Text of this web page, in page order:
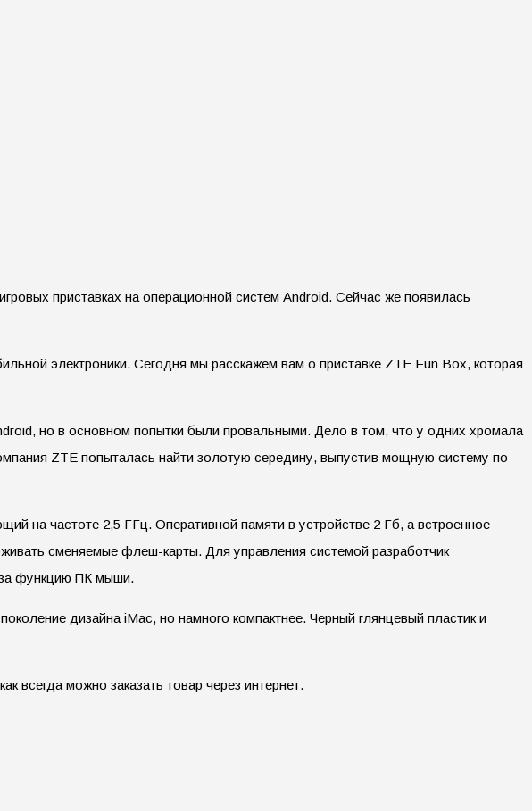
приставках на операционной систем Android. Сейчас же появилась
электроники. Сегодня мы расскажем вам о приставке ZTE Fun Box, которая
но в основном попытки были провальными. Дело в том, что у одних хромала
ZTE попыталась найти золотую середину, выпустив мощную систему по
на частоте 2,5 ГГц. Оперативной памяти в устройстве 2 Гб, а встроенное
сменяемые флеш-карты. Для управления системой разработчик
за функцию ПК мыши.
дизайна iMac, но намного компактнее. Черный глянцевый пластик и
всегда можно заказать товар через интернет.